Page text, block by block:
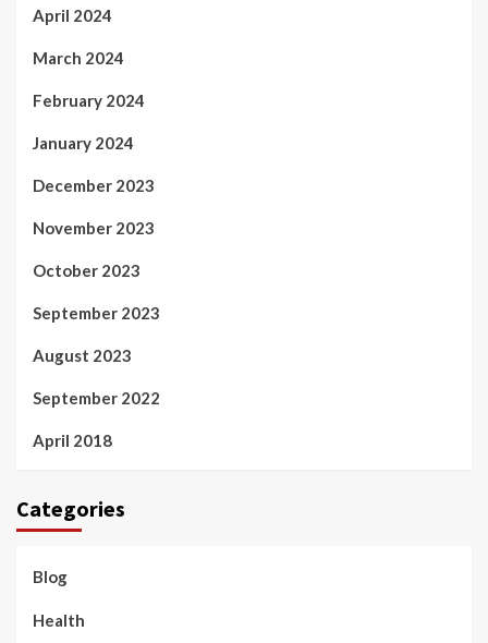
April 2024
March 2024
February 2024
January 2024
December 2023
November 2023
October 2023
September 2023
August 2023
September 2022
April 2018
Categories
Blog
Health